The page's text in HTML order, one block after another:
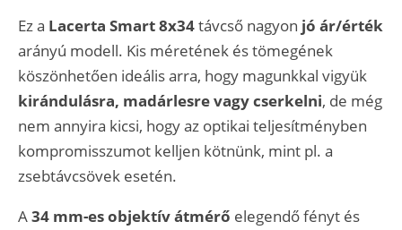
Ez a Lacerta Smart 8x34távcső nagyon jó ár/érték
arányú modell. Kis méretének és tömegének
köszönhetően ideális arra, hogy magunkkal vigyük
kirándulásra, madárlesre vagy cserkelni, de még
nem annyira kicsi, hogy az optikai teljesítményben
kompromisszumot kelljen kötnünk, mint pl. a
zsebtávcsövek esetén.
A34 mm-es objektív átmérő elegendő fényt és